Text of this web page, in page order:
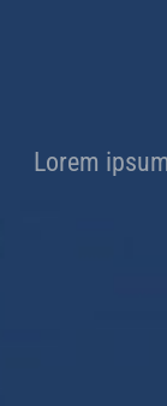
Lorem